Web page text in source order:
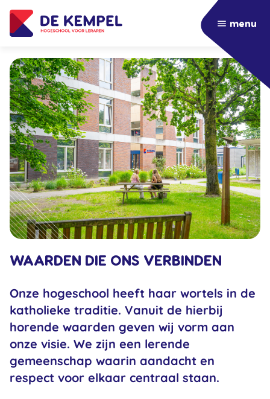
menu
WAARDEN DIE ONS VERBINDEN
Onze hogeschool heeft haar wortels in de
katholieke traditie. Vanuit de hierbij
horende waarden geven wij vorm aan
onze visie. We zijn een lerende
gemeenschap waarin aandacht en
respect voor elkaar centraal staan.